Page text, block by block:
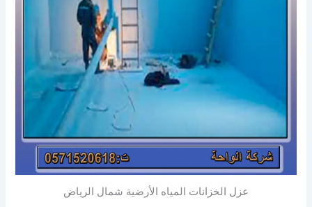
عزل الخزانات المياه الأرضية شمال الرياض